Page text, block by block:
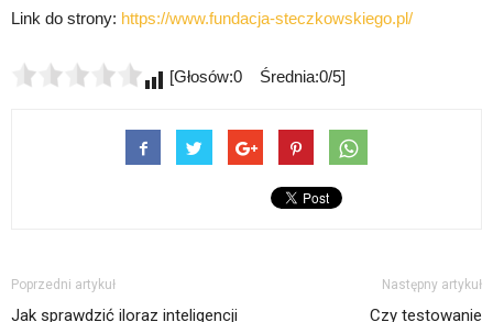
Link do strony: https://www.fundacja-steczkowskiego.pl/
[Głosów:0 Średnia:0/5]
Poprzedni artykuł
Jak sprawdzić iloraz inteligencji
Następny artykuł
Czy testowanie